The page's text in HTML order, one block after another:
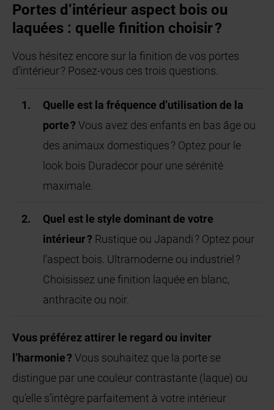
Portes d’intérieur aspect bois ou
laquées : quelle finition choisir ?
Vous hésitez encore sur la finition de vos portes
d’intérieur ? Posez-vous ces trois questions.
Quelle est la fréquence d’utilisation de la
porte ?Vous avez des enfants en bas âge ou
des animaux domestiques ? Optez pour le
look bois Duradecor pour une sérénité
maximale.
Quel est le style dominant de votre
intérieur ? Rustique ou Japandi ? Optez pour
l’aspect bois. Ultramoderne ou industriel ?
Choisissez une finition laquée en blanc,
anthracite ou noir.
Vous préférez attirer le regard ou inviter
l’harmonie ?Vous souhaitez que la porte se
distingue par une couleur contrastante (laque) ou
qu’elle s’intègre parfaitement à votre intérieur